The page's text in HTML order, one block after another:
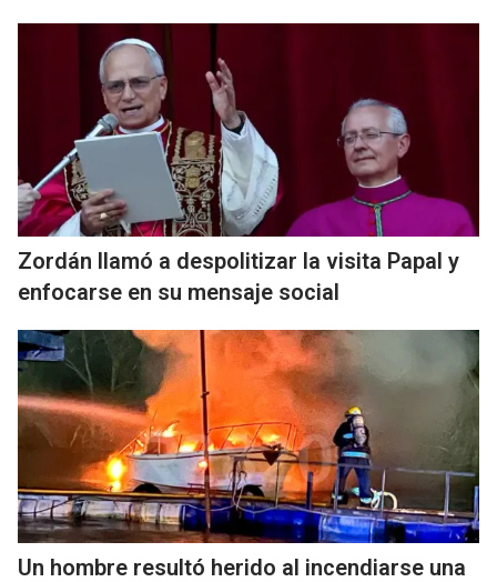
Zordán llamó a despolitizar la visita Papal y
enfocarse en su mensaje social
Un hombre resultó herido al incendiarse una